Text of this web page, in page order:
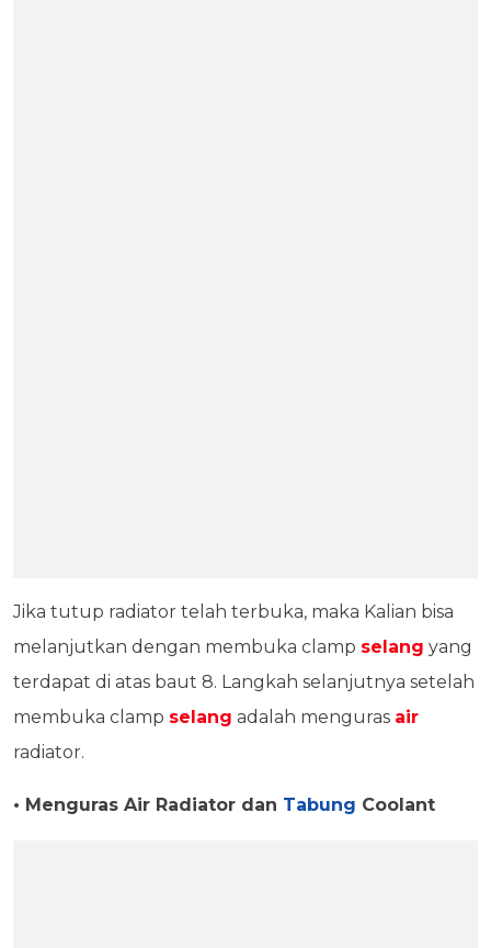
Jika tutup radiator telah terbuka, maka Kalian bisa
melanjutkan dengan membuka clamp selang yang
terdapat di atas baut 8. Langkah selanjutnya setelah
membuka clamp selang adalah menguras air
radiator.
• Menguras Air Radiator dan Tabung Coolant